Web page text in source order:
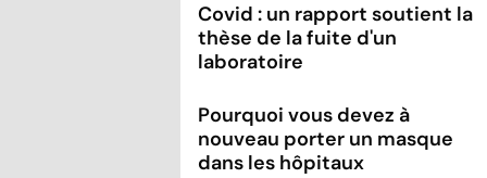
Covid : un rapport soutient la
thèse de la fuite d'un
laboratoire
Pourquoi vous devez à
nouveau porter un masque
dans les hôpitaux